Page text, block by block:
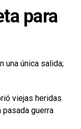
para
una única salida;
viejas heridas
guerra